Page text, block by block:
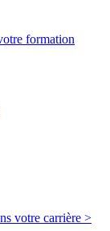
formation
votre carrière >